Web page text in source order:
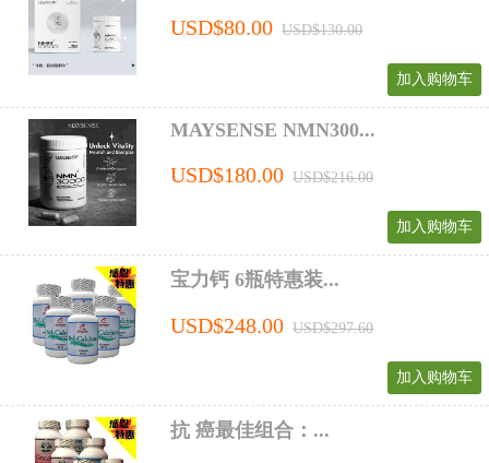
USD$80.00 USD$130.00
加入购物车
MAYSENSE NMN300...
USD$180.00 USD$216.00
加入购物车
宝力钙 6瓶特惠装...
USD$248.00 USD$297.60
加入购物车
抗 癌最佳组合：...